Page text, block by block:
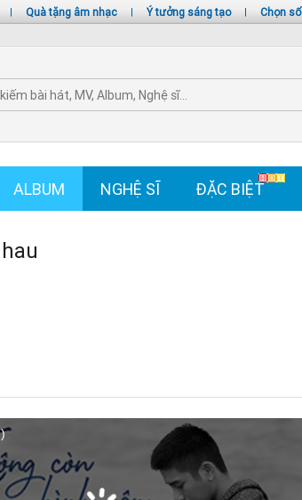
| Quà tặng âm nhạc | Ý tưởng sáng tạo | Chọn số
ALBUM NGHỆ SĨ ĐẶC BIỆT